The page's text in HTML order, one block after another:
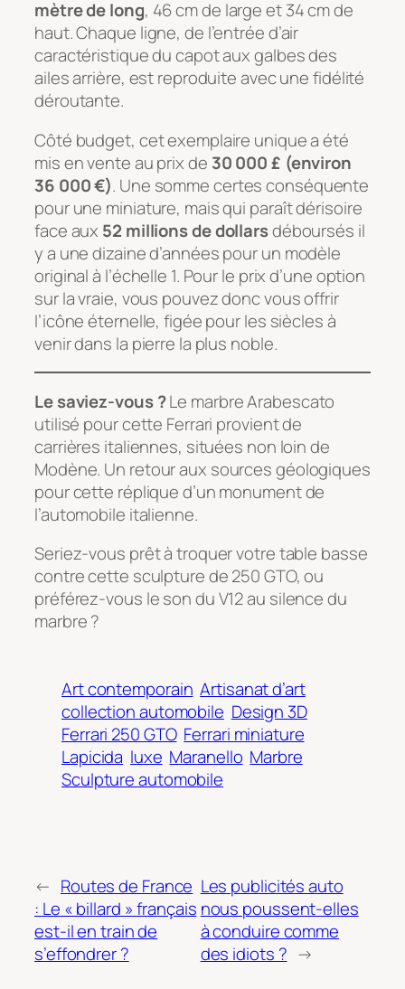
mètre de long, 46 cm de large et 34 cm de
haut. Chaque ligne, de l’entrée d’air
caractéristique du capot aux galbes des
ailes arrière, est reproduite avec une fidélité
déroutante.
Côté budget, cet exemplaire unique a été
mis en vente au prix de 30 000 £ (environ
36 000 €). Une somme certes conséquente
pour une miniature, mais qui paraît dérisoire
face aux 52 millions de dollarsdéboursés il
y a une dizaine d’années pour un modèle
original à l’échelle 1. Pour le prix d’une option
sur la vraie, vous pouvez donc vous offrir
l’icône éternelle, figée pour les siècles à
venir dans la pierre la plus noble.
Le saviez-vous ?Le marbre Arabescato
utilisé pour cette Ferrari provient de
carrières italiennes, situées non loin de
Modène. Un retour aux sources géologiques
pour cette réplique d’un monument de
l’automobile italienne.
Seriez-vous prêt à troquer votre table basse
contre cette sculpture de 250 GTO, ou
préférez-vous le son du V12 au silence du
marbre ?
Art contemporain Artisanat d’art
collection automobile Design 3D
Ferrari 250 GTO Ferrari miniature
Lapicida luxe Maranello Marbre
Sculpture automobile
← Routes de France
: Le « billard » français
est-il en train de
s’effondrer ?
Les publicités auto
nous poussent-elles
à conduire comme
des idiots ? →